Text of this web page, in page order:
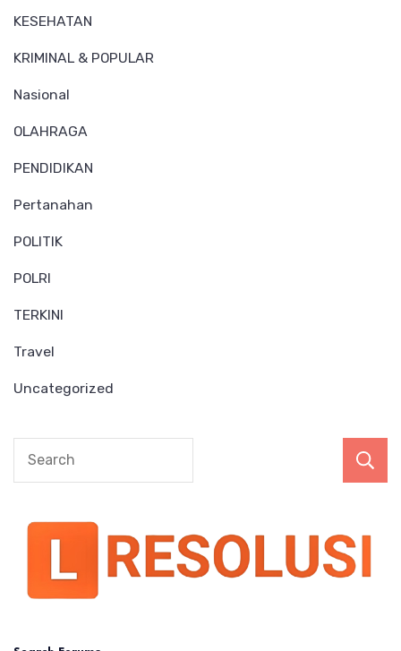
KESEHATAN
KRIMINAL & POPULAR
Nasional
OLAHRAGA
PENDIDIKAN
Pertanahan
POLITIK
POLRI
TERKINI
Travel
Uncategorized